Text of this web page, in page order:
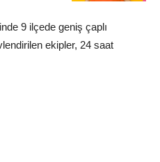
9 ilçede geniş çaplı
ekipler, 24 saat